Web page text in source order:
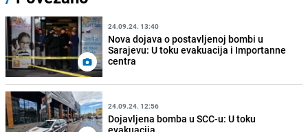
24.09.24. 13:40
Nova dojava o postavljenoj bombi u
Sarajevu: U toku evakuacija i Importanne
centra
24.09.24. 12:56
Dojavljena bomba u SCC-u: U toku